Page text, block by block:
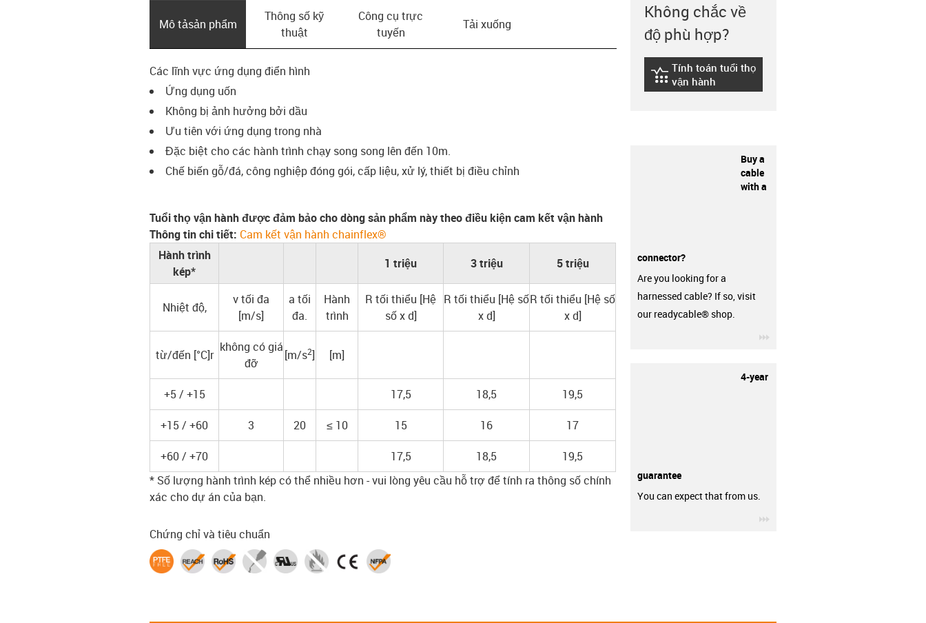
Mô tả­sản phẩm
Thông số kỹ
thuật
Công cụ trực
tuyến
Tải xuống
Các lĩnh vực ứng dụng điển hình
Ứng dụng uốn
Không bị ảnh hưởng bởi dầu
Ưu tiên với ứng dụng trong nhà
Đặc biệt cho các hành trình chạy song song lên đến 10m.
Chế biến gỗ/đá, công nghiệp đóng gói, cấp liệu, xử lý, thiết bị điều chỉnh
Tuổi thọ vận hành được đảm bảo cho dòng sản phẩm này theo điều kiện cam kết vận hành
Thông tin chi tiết: Cam kết vận hành chainflex®
Hành trình
kép*
1 triệu 3 triệu 5 triệu
Nhiệt độ,
v tối đa
[m/s]
a tối
đa.
Hành
trình
R tối thiểu [Hệ
số x d]
R tối thiểu [Hệ số
x d]
R tối thiểu [Hệ số
x d]
từ/đến [°C]r
không có giá
đỡ
[m/s2] [m]
+5 / +15 17,5 18,5 19,5
+15 / +60 3 20 ≤ 10 15 16 17
+60 / +70 17,5 18,5
19,5
* Số lượng hành trình kép có thể nhiều hơn - vui lòng yêu cầu hỗ trợ để tính ra thông số chính
xác cho dự án của bạn.
Chứng chỉ và tiêu chuẩn
Không chắc về
độ phù hợp?
igus-icon-lebensdauerrechner
Tính toán tuổi thọ
vận hành
Buy a
cable
with a
connector?
Are you looking for a
harnessed cable? If so, visit
our readycable® shop.
4-year
guarantee
You can expect that from us.